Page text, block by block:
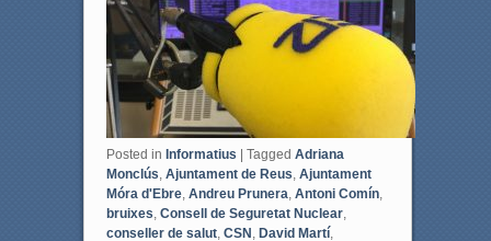
Posted in Informatius Tagged Adriana
Monclús, Ajuntament de Reus, Ajuntament
Móra d'Ebre, Andreu Prunera, Antoni Comín,
bruixes, Consell de Seguretat Nuclear,
conseller de salut, CSN , David Martí,